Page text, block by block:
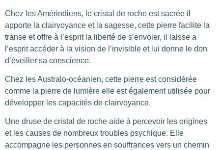
Chez les Amérindiens, le cristal de roche est sacrée il
apporte la clairvoyance et la sagesse, cette pierre facilite la
transe et offre à l’esprit la liberté de s’envoler, il laisse a
l’esprit accéder à la vision de l’invisible et lui donne le don
d’éveiller sa conscience.
Chez les Australo-océanien, cette pierre est considérée
comme la pierre de lumière elle est également utilisée pour
développer les capacités de clairvoyance.
Une druse de cristal de roche aide à percevoir les origines
et les causes de nombreux troubles psychique. Elle
accompagne les personnes en souffrances vers un chemin